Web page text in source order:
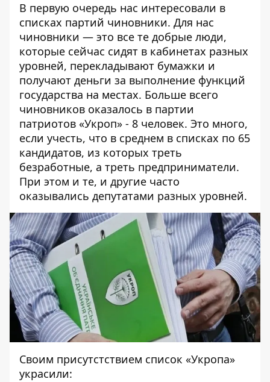
В первую очередь нас интересовали в
списках партий чиновники. Для нас
чиновники — это все те добрые люди,
которые сейчас сидят в кабинетах разных
уровней, перекладывают бумажки и
получают деньги за выполнение функций
государства на местах. Больше всего
чиновников оказалось в партии
патриотов «Укроп» - 8 человек. Это много,
если учесть, что в среднем в списках по 65
кандидатов, из которых треть
безработные, а треть предприниматели.
При этом и те, и другие часто
оказывались депутатами разных уровней.
Своим присутстствием список «Укропа»
украсили: